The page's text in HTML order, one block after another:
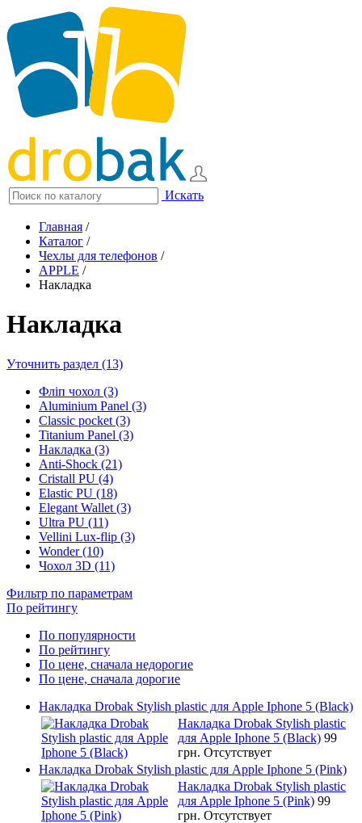
Искать
Главная /
Каталог /
Чехлы для телефонов /
APPLE /
Накладка
Накладка
Уточнить раздел (13)
Фліп чохол (3)
Aluminium Panel (3)
Classic pocket (3)
Titanium Panel (3)
Накладка (3)
Anti-Shock (21)
Cristall PU (4)
Elastic PU (18)
Elegant Wallet (3)
Ultra PU (11)
Vellini Lux-flip (3)
Wonder (10)
Чохол 3D (11)
Фильтр по параметрам
По рейтингу
По популярности
По рейтингу
По цене, сначала недорогие
По цене, сначала дорогие
Накладка Drobak Stylish plastic для Apple Iphone 5 (Black)
Накладка Drobak Stylish plastic
для Apple Iphone 5 (Black) 99
грн. Отсутствует
Накладка Drobak Stylish plastic для Apple Iphone 5 (Pink)
Накладка Drobak Stylish plastic
для Apple Iphone 5 (Pink) 99
грн. Отсутствует